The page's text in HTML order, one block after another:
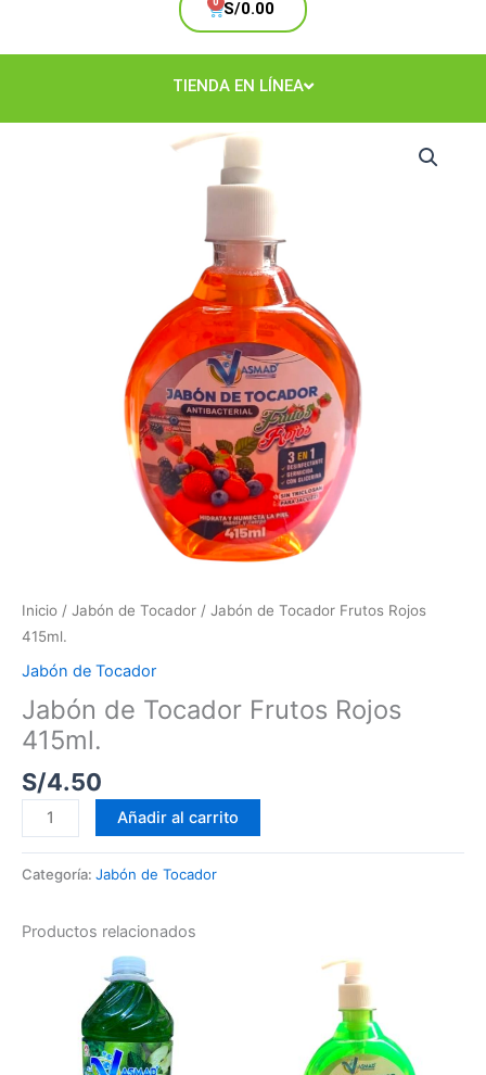
S/0.00
Cart
TIENDA EN LÍNEA
Inicio / Jabón de Tocador / Jabón de Tocador Frutos Rojos
415ml.
Jabón de Tocador
Jabón de Tocador Frutos Rojos
415ml.
S/4.50
Añadir al carrito
Categoría: Jabón de Tocador
Productos relacionados